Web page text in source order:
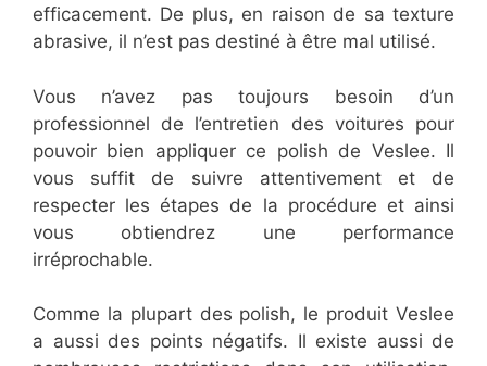
efficacement. De plus, en raison de sa texture
abrasive, il n’est pas destiné à être mal utilisé.
Vous n’avez pas toujours besoin d’un
professionnel de l’entretien des voitures pour
pouvoir bien appliquer ce polish de Veslee. Il
vous suffit de suivre attentivement et de
respecter les étapes de la procédure et ainsi
vous obtiendrez une performance
irréprochable.
Comme la plupart des polish, le produit Veslee
a aussi des points négatifs. Il existe aussi de